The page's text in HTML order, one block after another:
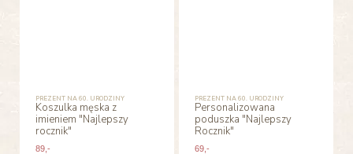
PREZENT NA 60. URODZINY
Koszulka męska z
imieniem "Najlepszy
rocznik"
89,-
PREZENT NA 60. URODZINY
Personalizowana
poduszka "Najlepszy
Rocznik"
69 ,-